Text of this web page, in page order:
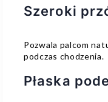
Szeroki
Pozwala palcom
podczas chodzenia.
Płaska